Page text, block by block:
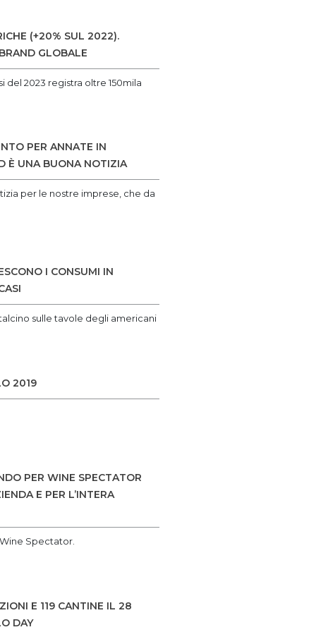
(+20% SUL 2022).
GLOBALE
del 2023 registra oltre 150mila
PER ANNATE IN
È UNA BUONA NOTIZIA
per le nostre imprese, che da
I CONSUMI IN
sulle tavole degli americani
2019
PER WINE SPECTATOR
E PER L’INTERA
Spectator.
E 119 CANTINE IL 28
DAY